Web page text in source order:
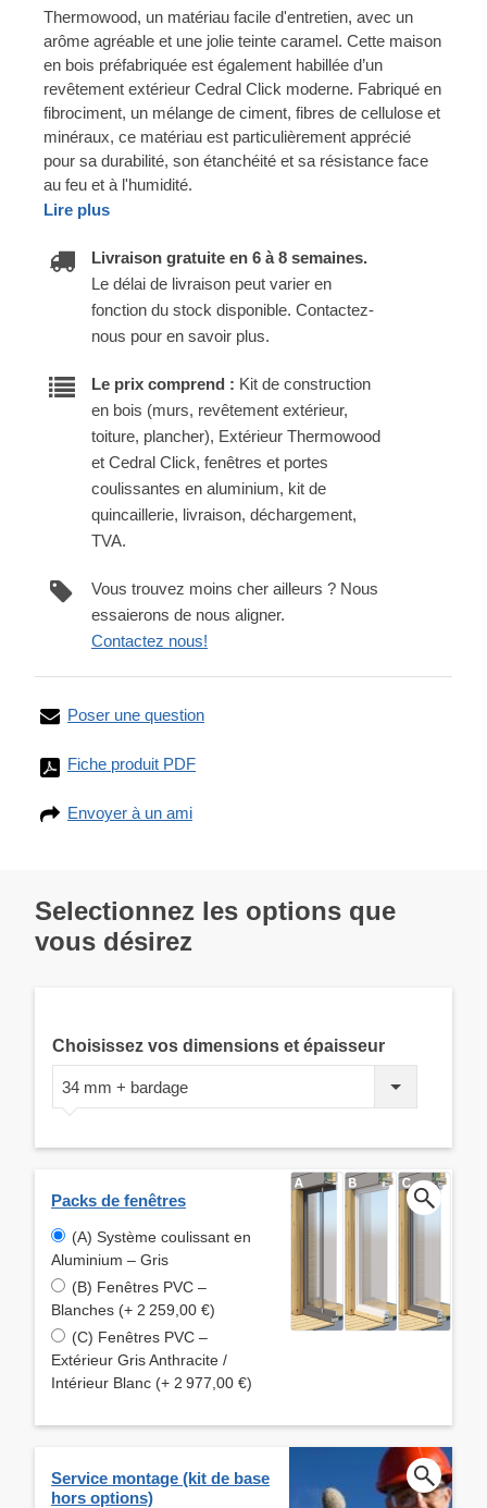
Thermowood, un matériau facile d'entretien, avec un
arôme agréable et une jolie teinte caramel. Cette maison
en bois préfabriquée est également habillée d’un
revêtement extérieur Cedral Click moderne. Fabriqué en
fibrociment, un mélange de ciment, fibres de cellulose et
minéraux, ce matériau est particulièrement apprécié
pour sa durabilité, son étanchéité et sa résistance face
au feu et à l'humidité.
Lire plus
Livraison gratuite en 6 à 8 semaines.
Le délai de livraison peut varier en
fonction du stock disponible. Contactez-
nous pour en savoir plus.
Le prix comprend : Kit de construction
en bois (murs, revêtement extérieur,
toiture, plancher), Extérieur Thermowood
et Cedral Click, fenêtres et portes
coulissantes en aluminium, kit de
quincaillerie, livraison, déchargement,
TVA.
Vous trouvez moins cher ailleurs ? Nous
essaierons de nous aligner.
Contactez nous!
Poser une question
Fiche produit PDF
Envoyer à un ami
Selectionnez les options que
vous désirez
Choisissez vos dimensions et épaisseur
34 mm + bardage
Packs de fenêtres
(A) Système coulissant en
Aluminium – Gris
(B) Fenêtres PVC –
Blanches (+ 2 259,00 €)
(C) Fenêtres PVC –
Extérieur Gris Anthracite /
Intérieur Blanc (+ 2 977,00 €)
Service montage (kit de base
hors options)